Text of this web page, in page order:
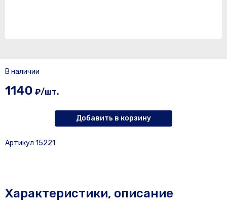
В наличии
1140 ₽/шт.
Добавить в корзину
Артикул 15221
Характеристики, описание